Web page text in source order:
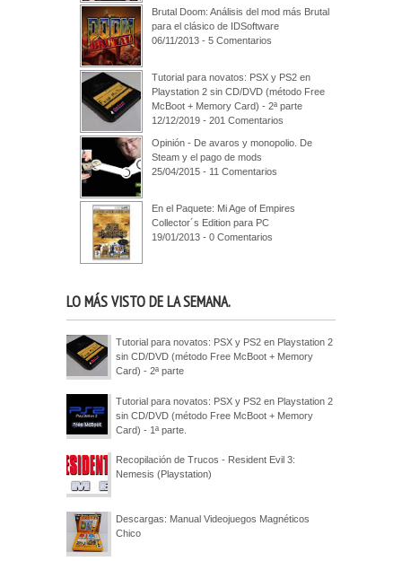
Brutal Doom: Análisis del mod más Brutal
para el clásico de IDSoftware
06/11/2013 - 5 Comentarios
Tutorial para novatos: PSX y PS2 en
Playstation 2 sin CD/DVD (método Free
McBoot + Memory Card) - 2ª parte
12/12/2019 - 201 Comentarios
Opinión - De avaros y monopolio. De
Steam y el pago de mods
25/04/2015 - 11 Comentarios
En el Paquete: Mi Age of Empires
Collector´s Edition para PC
19/01/2013 - 0 Comentarios
LO MÁS VISTO DE LA SEMANA.
Tutorial para novatos: PSX y PS2 en Playstation 2
sin CD/DVD (método Free McBoot + Memory
Card) - 2ª parte
Tutorial para novatos: PSX y PS2 en Playstation 2
sin CD/DVD (método Free McBoot + Memory
Card) - 1ª parte.
Recopilación de Trucos - Resident Evil 3:
Nemesis (Playstation)
Descargas: Manual Videojuegos Magnéticos
Chico